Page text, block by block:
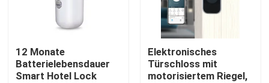
12 Monate
Batterielebensdauer
Smart Hotel Lock
Elektronisches
Türschloss mit
motorisiertem Riegel,